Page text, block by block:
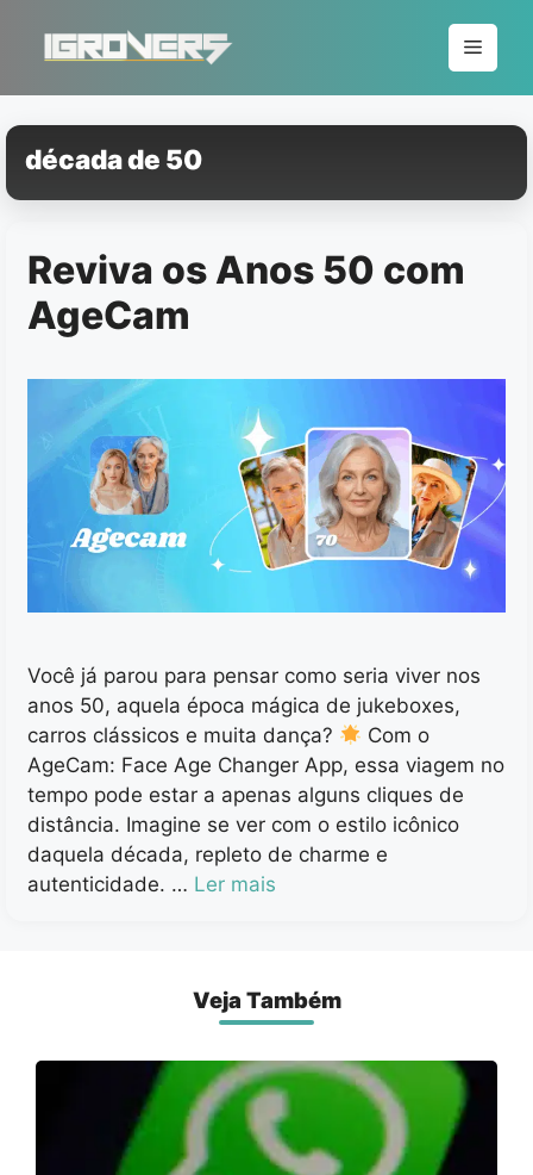
conteúdo
Menu
década de 50
Reviva os Anos 50 com
AgeCam
Você já parou para pensar como seria viver nos
anos 50, aquela época mágica de jukeboxes,
carros clássicos e muita dança?
Com o
AgeCam: Face Age Changer App, essa viagem no
tempo pode estar a apenas alguns cliques de
distância. Imagine se ver com o estilo icônico
daquela década, repleto de charme e
autenticidade. … Ler mais
Veja Também